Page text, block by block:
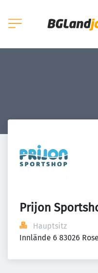
Prijon
Hauptsitz
Innlände 6 83026